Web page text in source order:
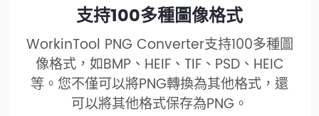
支持100多種圖像格式
WorkinTool PNG Converter支持100多種圖
像格式，如BMP、HEIF、TIF、PSD、HEIC
等。您不僅可以將PNG轉換為其他格式，還
可以將其他格式保存為PNG。